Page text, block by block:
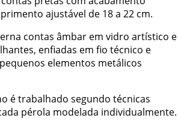
ajustável de 18 a 22 cm.
contas âmbar em vidro artístico e
enfiadas em fio técnico e
elementos metálicos
é trabalhado segundo técnicas
pérola modelada individualmente.